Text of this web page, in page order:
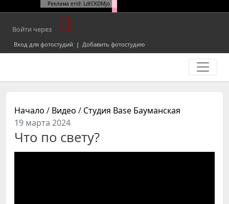
Реклама erid: LdtCKDMjo
Войти через
Вход для фотостудий | Добавить фотостудию
Начало / Видео / Студия Base Бауманская
19 марта 2024
Что по свету?